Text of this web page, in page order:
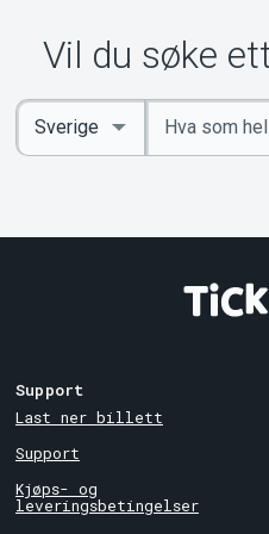
Vil du søke
Angi
nøkkelord
Select
Country
Support
Last ner billett
Support
Kjøps- og
leveringsbetingelser